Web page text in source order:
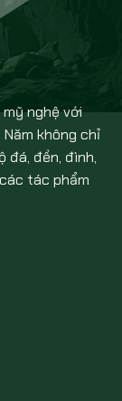
nghệ với
không chỉ
đá, đền, đình,
tác phẩm